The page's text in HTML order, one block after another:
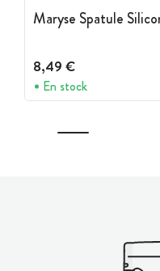
Maryse Spatule
8,49 €
En stock